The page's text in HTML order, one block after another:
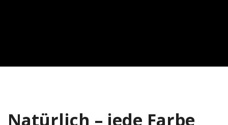
Natürlich – jede Farbe